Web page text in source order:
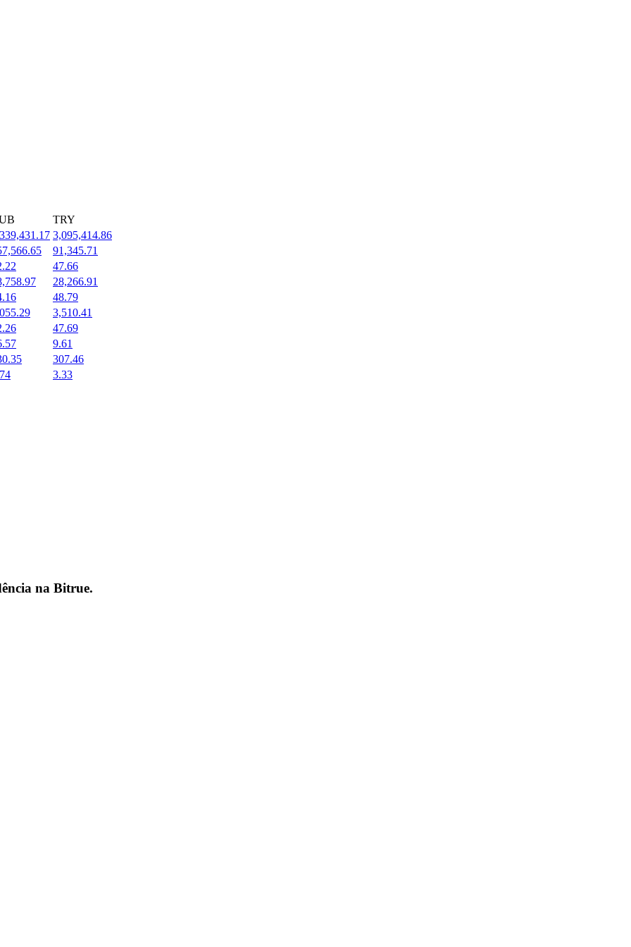
TRY
3,095,414.86
91,345.71
47.66
28,266.91
48.79
3,510.41
47.69
9.61
307.46
3.33
na Bitrue.